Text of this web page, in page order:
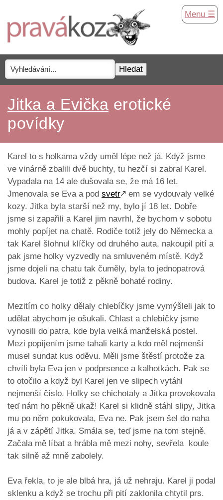
Menu ☰
Jitka a Evička erotické
povídky
Karel to s holkama vždy uměl lépe než já. Když jsme
ve vinárně zbalili dvě buchty, tu hezčí si zabral Karel.
Vypadala na 14 ale dušovala se, že má 16 let.
Jmenovala se Eva a pod svetr🡕 em se vydouvaly velké
kozy. Jitka byla starší než my, bylo jí 18 let. Dobře
jsme si zapařili a Karel jim navrhl, že bychom v sobotu
mohly popíjet na chatě. Rodiče totiž jely do Německa a
tak Karel šlohnul klíčky od druhého auta, nakoupil pití a
pak jsme holky vyzvedly na smluveném místě. Když
jsme dojeli na chatu tak čuměly, byla to jednopatrová
budova. Karel je totiž z pěkně bohaté rodiny.
Mezitím co holky dělaly chlebíčky jsme vymýšleli jak to
udělat abychom je ošukali. Chlast a chlebíčky jsme
vynosili do patra, kde byla velká manželská postel.
Mezi popíjením jsme tahali karty a kdo měl nejmenší
musel sundat kus oděvu. Měli jsme štěstí protože za
chvíli byla Eva jen v podprsence a kalhotkách. Pak se
to otočilo a když byl Karel jen ve slipech vytáhl
nejmenší číslo. Holky se chichotaly a Jitka provokovala
teď nám ho pěkně ukaž! Karel si klidně stáhl slipy, Jitka
mu po něm pokukovala, Eva ne. Pak jsem šel do naha
já a v zápětí Jitka. Smála se, teď jsme na tom stejně.
Začala mě líbat a hrábla mě mezi nohy, sevřela koule
tak silně až mně zabolely.
Eva řekla, to je ale blbá hra, já už nehraju. Karel ji podal
sklenku a když se trochu při pití zaklonila chtytil prs.